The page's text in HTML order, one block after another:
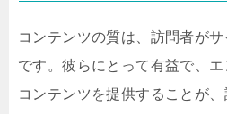
コンテンツの質は、訪問者が
です。彼らにとって有益で、
コンテンツを提供することが